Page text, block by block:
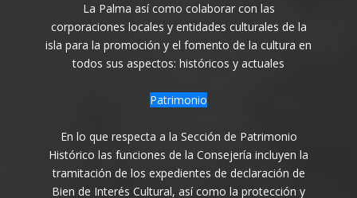
La Palma así como colaborar con las
corporaciones locales y entidades culturales de la
isla para la promoción y el fomento de la cultura en
todos sus aspectos: históricos y actuales
Patrimonio
En lo que respecta a la Sección de Patrimonio
Histórico las funciones de la Consejería incluyen la
tramitación de los expedientes de declaración de
Bien de Interés Cultural, así como la protección y